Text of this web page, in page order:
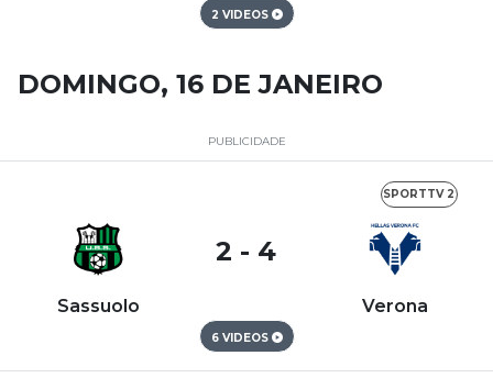
2 VIDEOS
DOMINGO, 16 DE JANEIRO
PUBLICIDADE
SPORTTV 2
Sassuolo
2 - 4
Verona
6 VIDEOS